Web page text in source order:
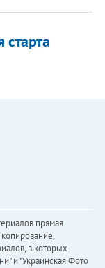
прямая
в которых
и "Украинская Фото